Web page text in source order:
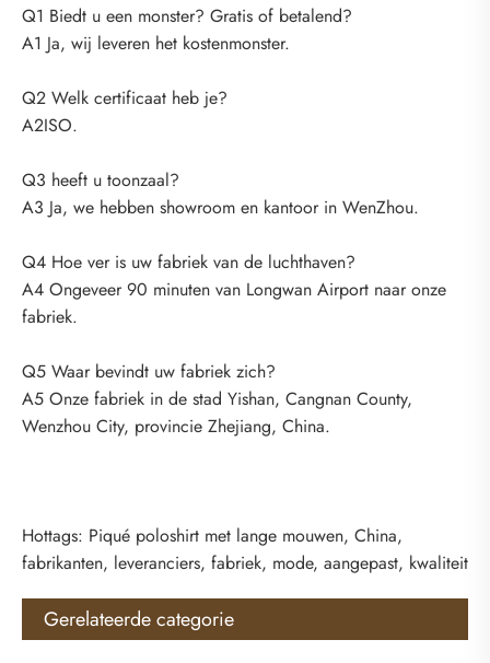
Q1 Biedt u een monster? Gratis of betalend?
A1 Ja, wij leveren het kostenmonster.
Q2 Welk certificaat heb je?
A2ISO.
Q3 heeft u toonzaal?
A3 Ja, we hebben showroom en kantoor in WenZhou.
Q4 Hoe ver is uw fabriek van de luchthaven?
A4 Ongeveer 90 minuten van Longwan Airport naar onze
fabriek.
Q5 Waar bevindt uw fabriek zich?
A5 Onze fabriek in de stad Yishan, Cangnan County,
Wenzhou City, provincie Zhejiang, China.
Hottags: Piqué poloshirt met lange mouwen, China,
fabrikanten, leveranciers, fabriek, mode, aangepast, kwaliteit
Gerelateerde categorie